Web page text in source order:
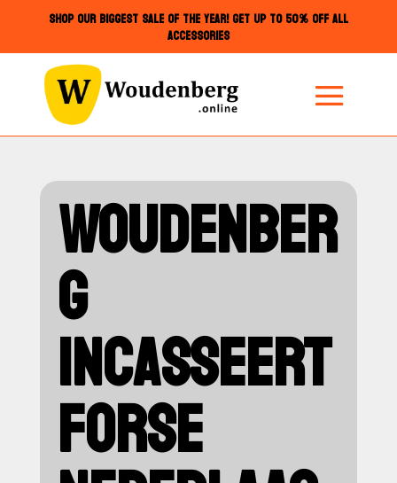
SHOP OUR BIGGEST SALE OF THE YEAR! GET UP TO 50% OFF ALL
ACCESSORIES
WOUDENBER
G
INCASSEERT
FORSE